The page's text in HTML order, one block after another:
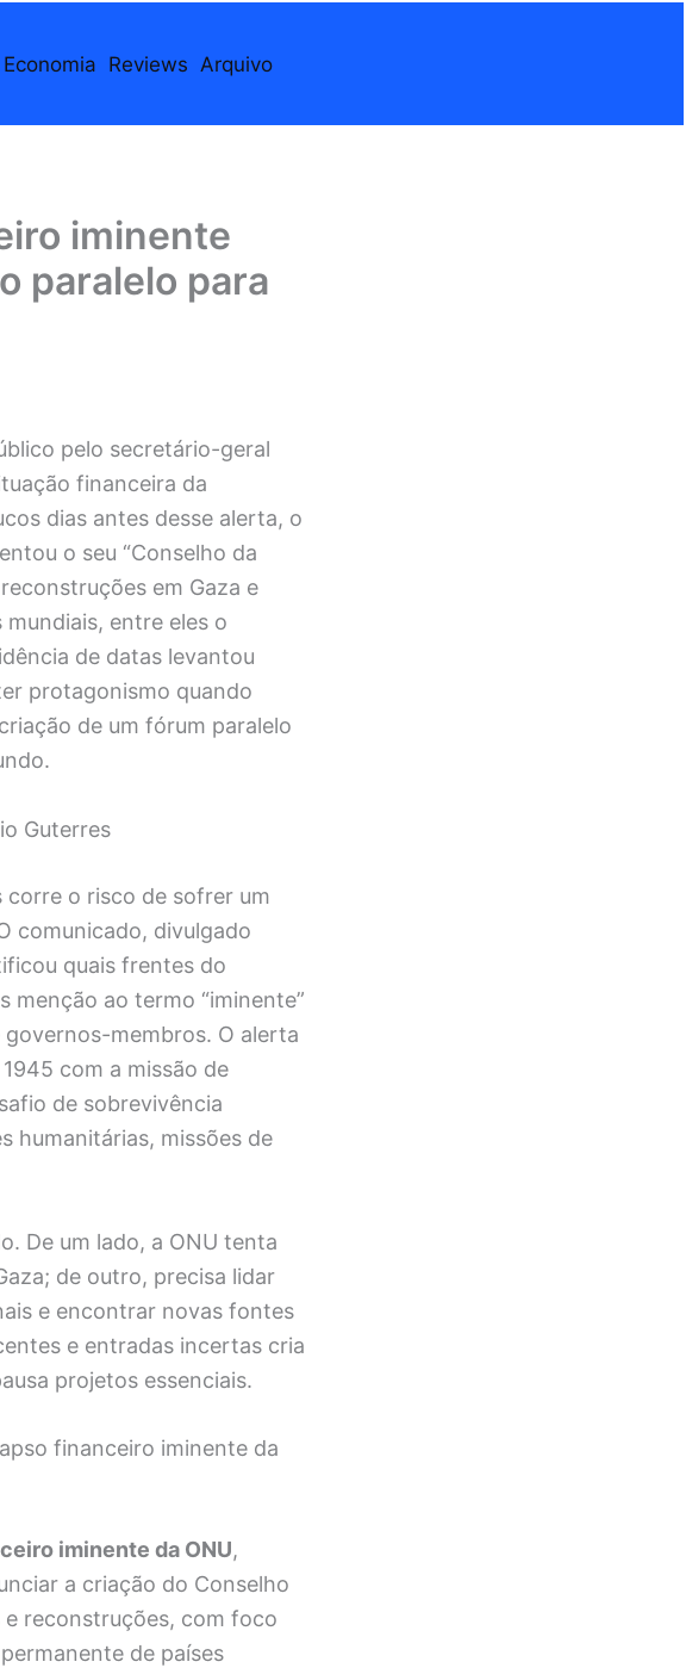
Economia Reviews Arquivo
iminente
paralelo para
pelo secretário-geral
financeira da
dias antes desse alerta, o
o seu “Conselho da
em Gaza e
entre eles o
de datas levantou
protagonismo quando
de um fórum paralelo
Guterres
corre o risco de sofrer um
comunicado, divulgado
quais frentes do
menção ao termo “iminente”
membros. O alerta
com a missão de
de sobrevivência
humanitárias, missões de
De um lado, a ONU tenta
de outro, precisa lidar
e encontrar novas fontes
e entradas incertas cria
projetos essenciais.
financeiro iminente da
iminente da ONU,
a criação do Conselho
reconstruções, com foco
de países